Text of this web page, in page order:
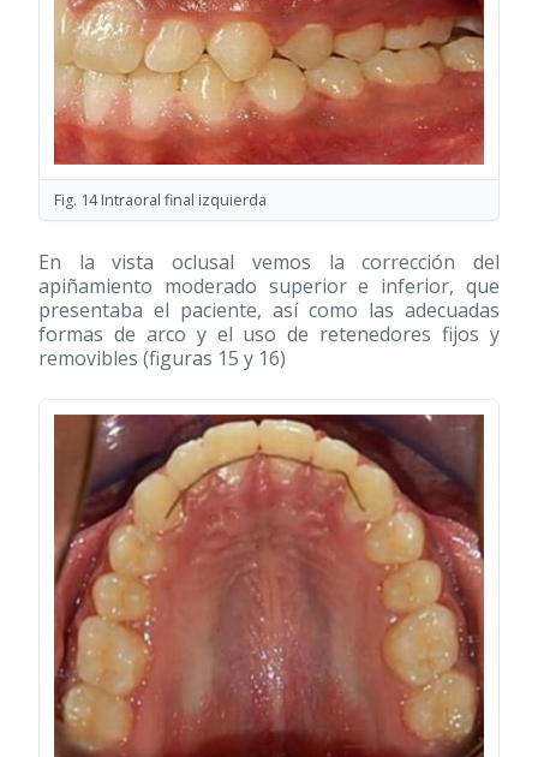
Fig. 14 Intraoral final izquierda
En la vista oclusal vemos la corrección del
apiñamiento moderado superior e inferior, que
presentaba el paciente, así como las adecuadas
formas de arco y el uso de retenedores fijos y
removibles (figuras 15 y 16)